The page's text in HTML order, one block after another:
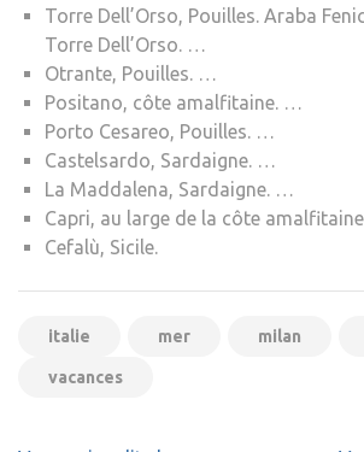
Torre Dell’Orso, Pouilles. Araba
Torre Dell’Orso. …
Otrante, Pouilles. …
Positano, côte amalfitaine. …
Porto Cesareo, Pouilles. …
Castelsardo, Sardaigne. …
La Maddalena, Sardaigne. …
Capri, au large de la côte
Cefalù, Sicile.
italie mer milan
vacances